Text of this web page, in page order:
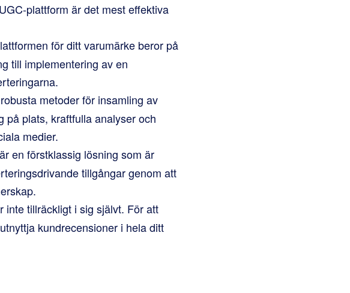
plattform är det mest effektiva
för ditt varumärke beror på
till implementering av en
metoder för insamling av
på plats, kraftfulla analyser och
medier.
en förstklassig lösning som är
tillgångar genom att
inte tillräckligt i sig självt. För att
kundrecensioner i hela ditt